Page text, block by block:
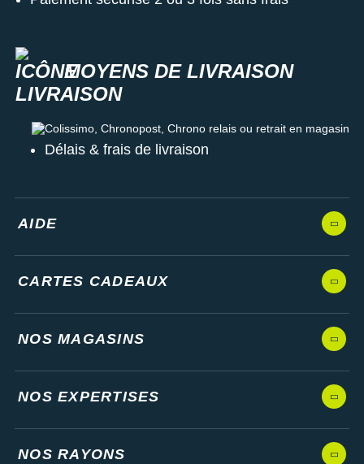
MOYENS DE LIVRAISON
Colissimo, Chronopost, Chrono relais ou retrait en magasin
Délais & frais de livraison
AIDE
CARTES CADEAUX
NOS MAGASINS
NOS EXPERTISES
NOS RAYONS